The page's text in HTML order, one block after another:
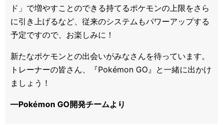
ド」で増やすことのできる持てるポケモンの上限をさら
に引き上げるなど、従来のシステムもパワーアップする
予定ですので、お楽しみに！
新たなポケモンとの出会いがみなさんを待っています。
トレーナーの皆さん、『Pokémon GO』と一緒に出かけ
ましょう！
—Pokémon GO開発チームより